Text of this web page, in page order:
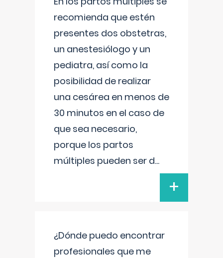
recomienda que estén
presentes dos obstetras,
un anestesiólogo y un
pediatra, así como la
posibilidad de realizar
una cesárea en menos de
30 minutos en el caso de
que sea necesario,
porque los partos
múltiples pueden ser d...
+
¿Dónde puedo encontrar
profesionales que me